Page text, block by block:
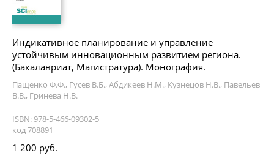
Индикативное планирование и управление
устойчивым инновационным развитием региона.
(Бакалавриат, Магистратура). Монография.
Пащенко Ф.Ф., Гусев В.Б., Абдикеев Н.М., Кузнецов Н.В., Павельев
В.В., Гринева Н.В.
ISBN: 978-5-466-09302-5
код 708891
1 200 руб.